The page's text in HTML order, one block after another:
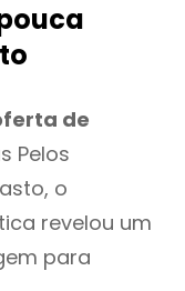
de
Pelos
o
revelou um
para